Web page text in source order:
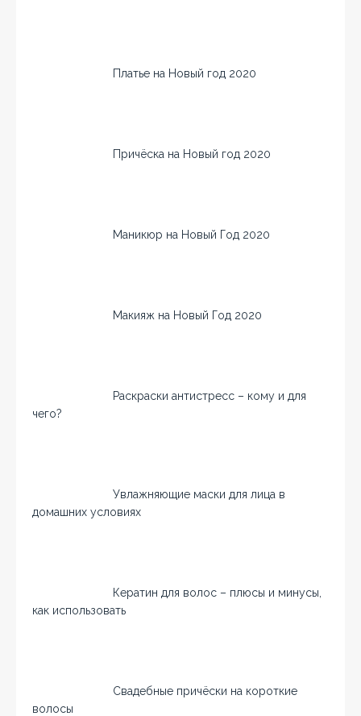
Платье на Новый год 2020
Причёска на Новый год 2020
Маникюр на Новый Год 2020
Макияж на Новый Год 2020
Раскраски антистресс – кому и для
чего?
Увлажняющие маски для лица в
домашних условиях
Кератин для волос – плюсы и минусы,
как использовать
Свадебные причёски на короткие
волосы